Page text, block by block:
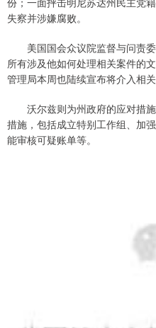
失察并涉嫌腐败。
美国国会众议院监督与问责委
所有涉及他如何处理相关案件的
管理局本周也陆续宣布将介入相关
沃尔兹则为州政府的应对措施
措施，包括成立特别工作组、加
能审核可疑账单等。